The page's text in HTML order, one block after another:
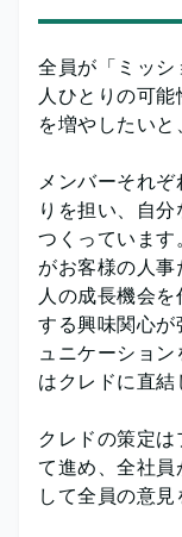
全員が「ミッ
人ひとりの可
を増やしたいと
メンバーそれ
りを担い、自
つくっていま
がお客様の人
人の成長機会
する興味関心が
ュニケーショ
はクレドに直結
クレドの策定
て進め、全社
して全員の意見